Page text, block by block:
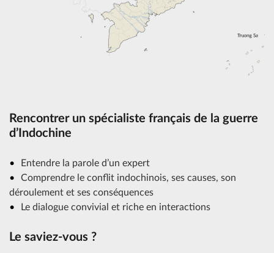
Rencontrer un spécialiste français de la guerre
d’Indochine
Entendre la parole d’un expert
Comprendre le conflit indochinois, ses causes, son
déroulement et ses conséquences
Le dialogue convivial et riche en interactions
Le saviez-vous ?